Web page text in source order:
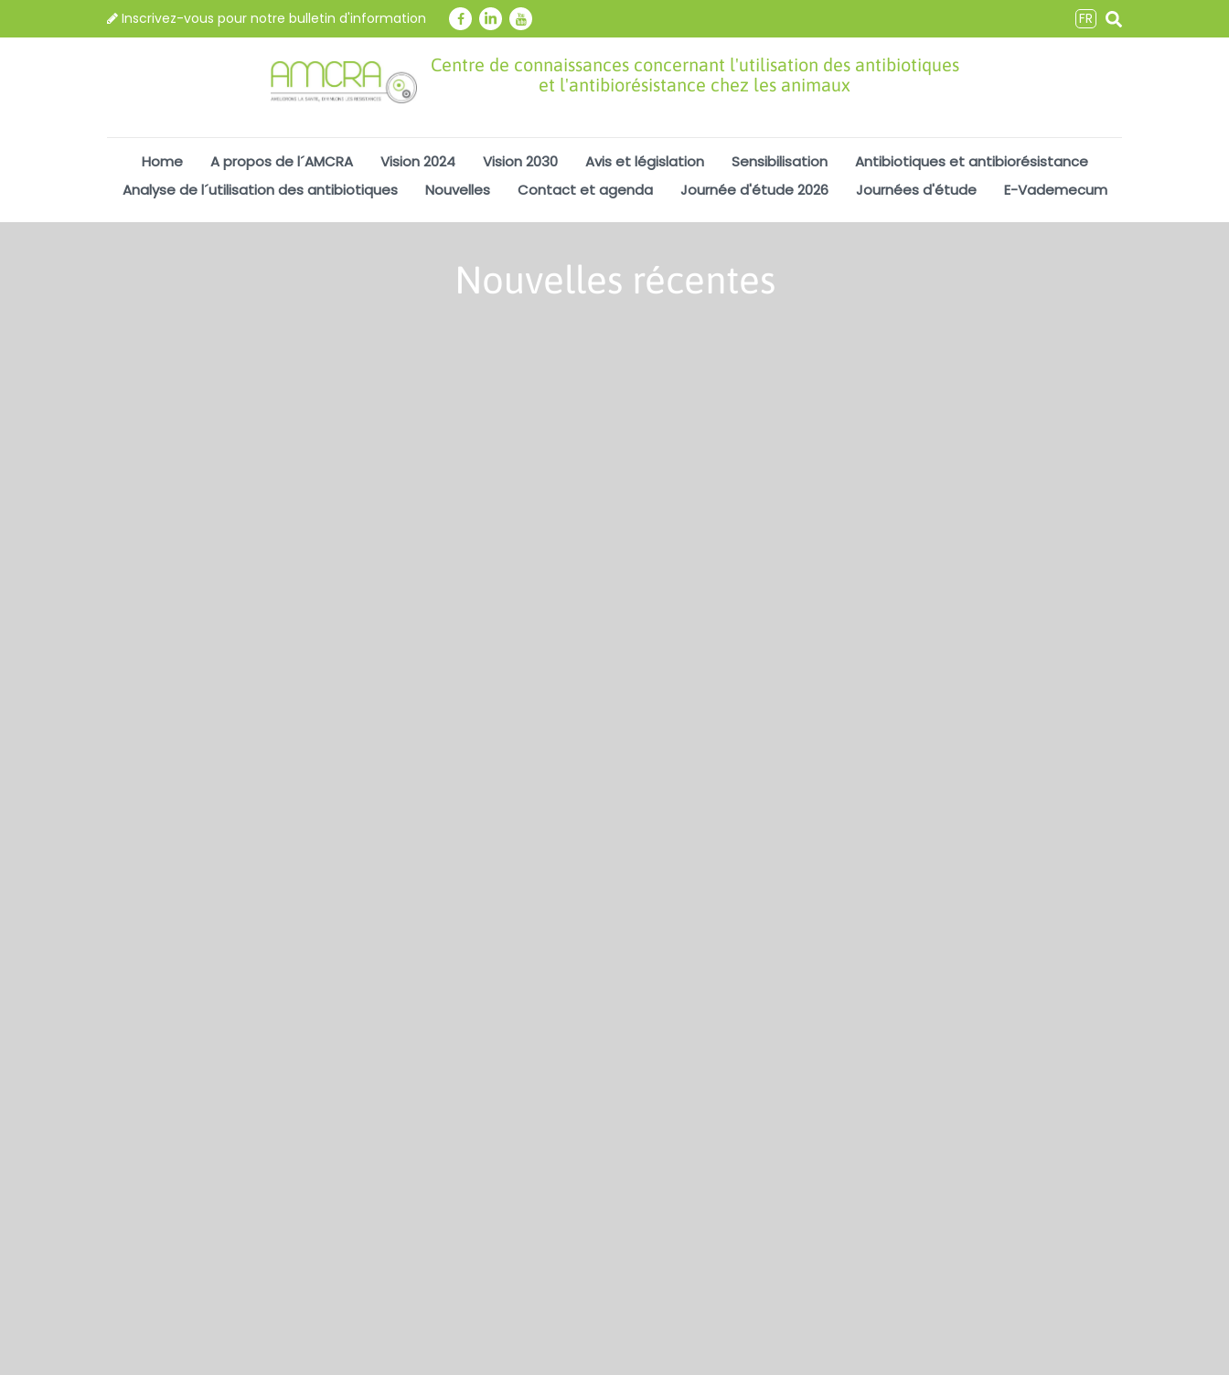
Inscrivez-vous pour notre bulletin d'information FR
Centre de connaissances concernant l'utilisation des antibiotiques
et l'antibiorésistance chez les animaux
Home A propos de l´AMCRA Vision 2024 Vision 2030 Avis et législation Sensibilisation
Antibiotiques et antibiorésistance
Analyse de l´utilisation des antibiotiques
Nouvelles Contact et agenda Journée d'étude 2026 Journées d'étude E-Vademecum
Nouvelles récentes